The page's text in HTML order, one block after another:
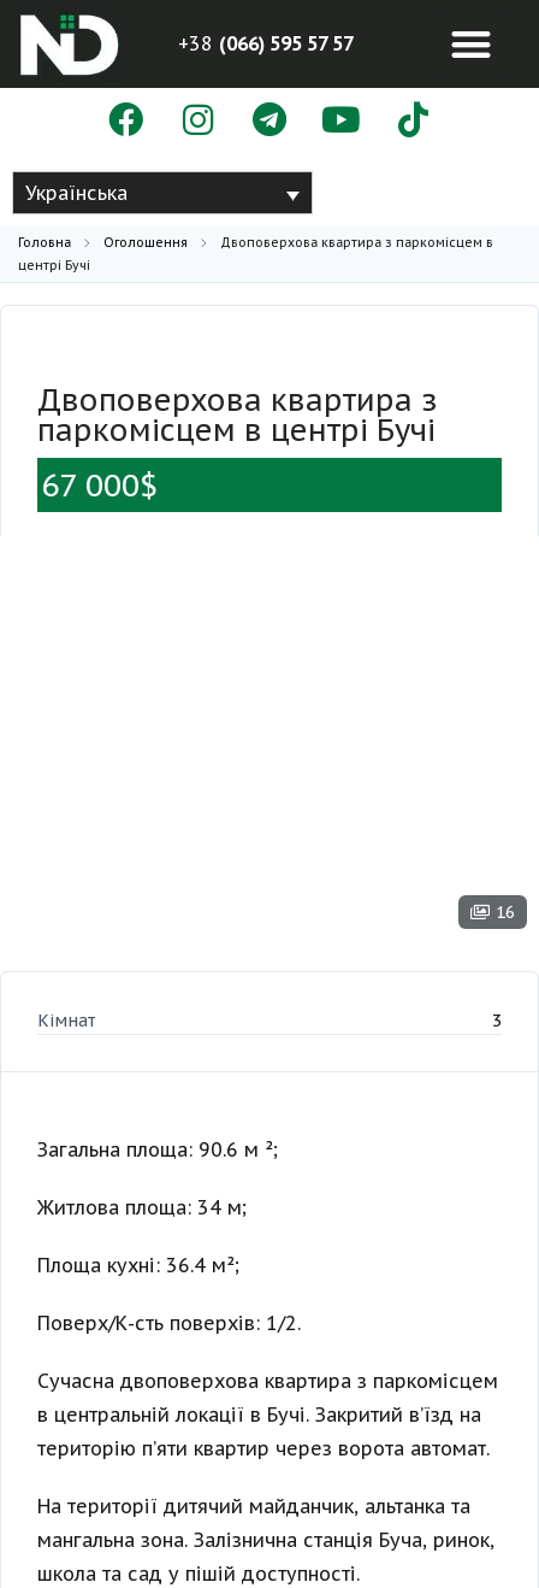
+38 (066) 595 57 57
Українська
Головна Оголошення
Двоповерхова квартира з паркомісцем в
центрі Бучі
Двоповерхова квартира з
паркомісцем в центрі Бучі
67 000$
16
Кімнат 3
Загальна площа: 90.6 м ²;
Житлова площа: 34 м;
Площа кухні: 36.4 м²;
Поверх/К-сть поверхів: 1/2.
Сучасна двоповерхова квартира з паркомісцем
в центральній локації в Бучі. Закритий в’їзд на
територію п’яти квартир через ворота автомат.
На території дитячий майданчик, альтанка та
мангальна зона. Залізнична станція Буча, ринок,
школа та сад у пішій доступності.